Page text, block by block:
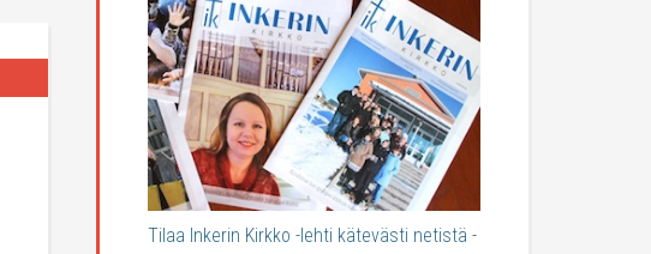
Tilaa Inkerin Kirkko -lehti kätevästi netistä -